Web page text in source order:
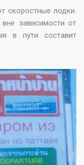
скоростные лодки.
зависимости от
в пути составит